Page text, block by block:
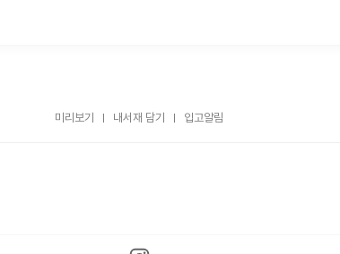
미리보기 내서재 담기 입고알림